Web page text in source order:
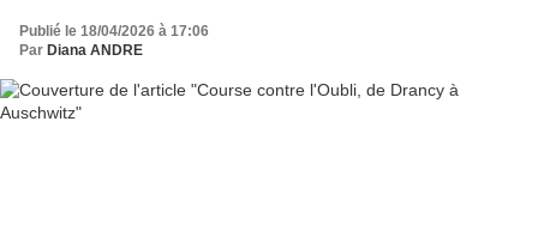
Publié le 18/04/2026 à 17:06
Par Diana ANDRE